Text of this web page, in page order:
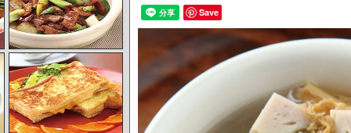
Save